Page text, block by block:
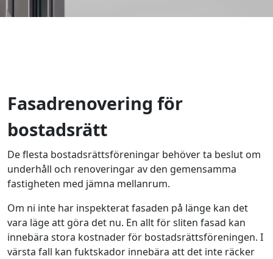
Fasadrenovering för
bostadsrätt
De flesta bostadsrättsföreningar behöver ta beslut om
underhåll och renoveringar av den gemensamma
fastigheten med jämna mellanrum.
Om ni inte har inspekterat fasaden på länge kan det
vara läge att göra det nu. En allt för sliten fasad kan
innebära stora kostnader för bostadsrättsföreningen. I
värsta fall kan fuktskador innebära att det inte räcker